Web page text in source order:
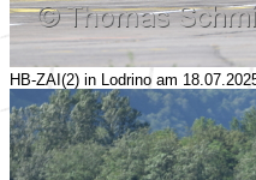
HB-ZAI(2) in Lodrino am